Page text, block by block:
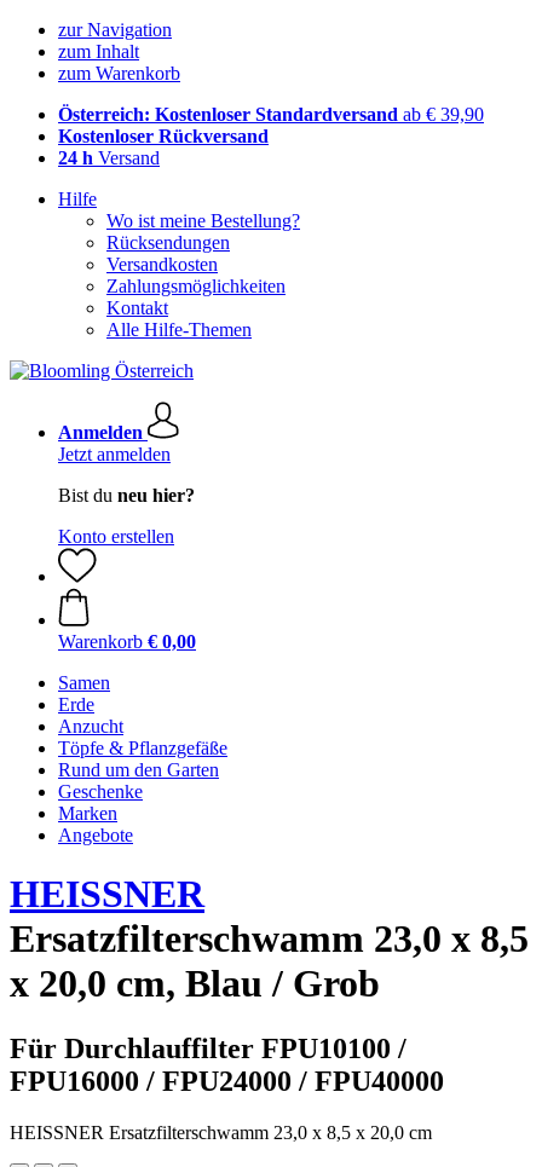
zur Navigation
zum Inhalt
zum Warenkorb
Österreich: Kostenloser Standardversand ab € 39,90
Kostenloser Rückversand
24 h Versand
Hilfe
Wo ist meine Bestellung?
Rücksendungen
Versandkosten
Zahlungsmöglichkeiten
Kontakt
Alle Hilfe-Themen
Anmelden
Jetzt anmelden
Bist du neu hier?
Konto erstellen
Warenkorb € 0,00
Samen
Erde
Anzucht
Töpfe & Pflanzgefäße
Rund um den Garten
Geschenke
Marken
Angebote
HEISSNER
Ersatzfilterschwamm 23,0 x 8,5
x 20,0 cm, Blau / Grob
Für Durchlauffilter FPU10100 /
FPU16000 / FPU24000 / FPU40000
HEISSNER Ersatzfilterschwamm 23,0 x 8,5 x 20,0 cm